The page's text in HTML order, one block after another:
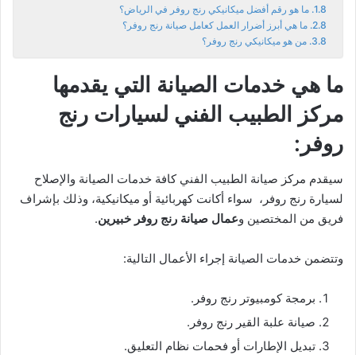
ما هو رقم أفضل ميكانيكي رنج روفر في الرياض؟
ما هي أبرز أضرار العمل كعامل صيانة رنج روفر؟
من هو ميكانيكي رنج روفر؟
ما هي خدمات الصيانة التي يقدمها
مركز الطبيب الفني لسيارات رنج
روفر:
سيقدم مركز صيانة الطبيب الفني كافة خدمات الصيانة والإصلاح
لسيارة رنج روفر، سواء أكانت كهربائية أو ميكانيكية، وذلك بإشراف
فريق من المختصين وعمال صيانة رنج روفر خبيرين.
وتتضمن خدمات الصيانة إجراء الأعمال التالية:
برمجة كومبيوتر رنج روفر.
صيانة علبة القير رنج روفر.
تبديل الإطارات أو فحمات نظام التعليق.